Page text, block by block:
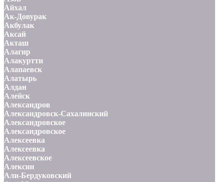
Айхал
Ак-Довурак
Акбулак
Аксай
Акташ
Алагир
Алакуртти
Алапаевск
Алатырь
Алдан
Алейск
Александров
Александровск-Сахалинский
Александровское
Александровское
Алексеевка
Алексеевка
Алексеевское
Алексин
Али-Бердуковский